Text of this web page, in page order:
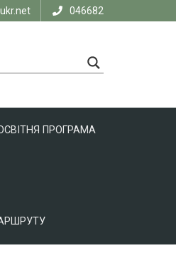
046682
ПРОГРАМА